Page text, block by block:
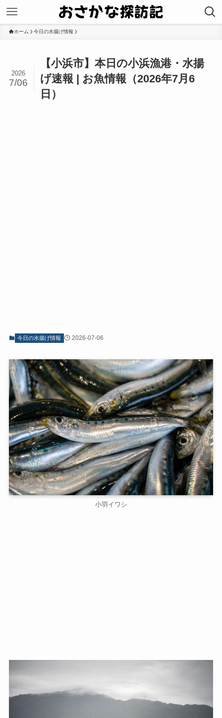
ホーム 今日の水揚げ情報
【小浜市】本日の小浜漁港・水揚
げ速報 | お魚情報（2026年7月6
日）
2026
7/06
今日の水揚げ情報 2026-07-06
小羽イワシ